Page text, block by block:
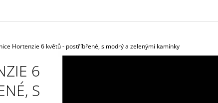
Hortenzie 6 květů - postříbřené, s modrý a zelenými kamínky
6
S